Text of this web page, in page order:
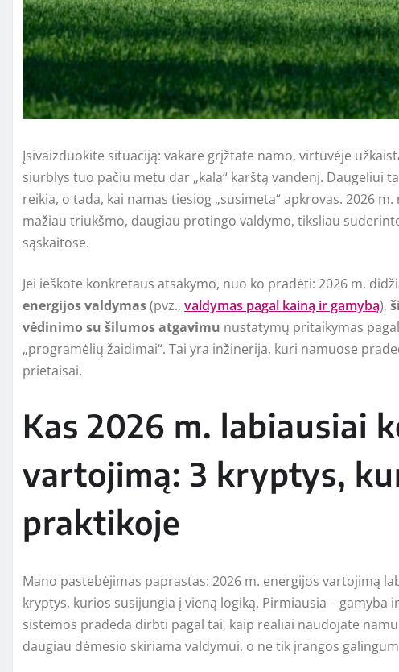
Įsivaizduokite situaciją: vakare grįžtate namo, virtuvėje
siurblys tuo pačiu metu dar „kala“ karštą vandenį. Daugeliui
reikia, o tada, kai namas tiesiog „susimeta“ apkrovas. 2026
mažiau triukšmo, daugiau protingo valdymo, tiksliau
sąskaitose.
Jei ieškote konkretaus atsakymo, nuo ko pradėti: 2026 m.
energijos valdymas(pvz., valdymas pagal kainą ir gamybą),
vėdinimo su šilumos atgavimu nustatymų pritaikymas
„programėlių žaidimai“. Tai yra inžinerija, kuri namuose
prietaisai.
Kas 2026 m. labiausiai
vartojimą: 3 kryptys,
praktikoje
Mano pastebėjimas paprastas: 2026 m. energijos vartojimą
kryptys, kurios susijungia į vieną logiką. Pirmiausia –
sistemos pradeda dirbti pagal tai, kaip realiai naudojate
daugiau dėmesio skiriama valdymui, o ne tik įrangos